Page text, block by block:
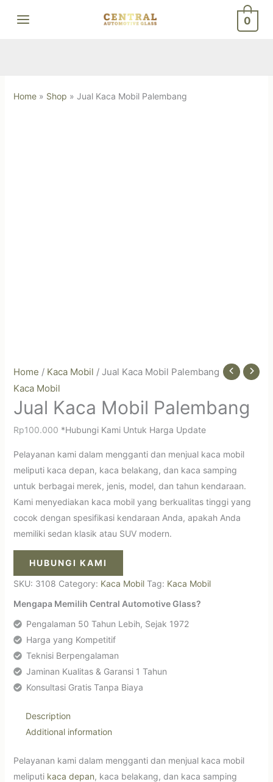
0
Home» Shop » Jual Kaca Mobil Palembang
Home / Kaca Mobil / Jual Kaca Mobil Palembang
Kaca Mobil
Jual Kaca Mobil Palembang
Rp100.000 *Hubungi Kami Untuk Harga Update
Pelayanan kami dalam mengganti dan menjual kaca mobil
meliputi kaca depan, kaca belakang, dan kaca samping
untuk berbagai merek, jenis, model, dan tahun kendaraan.
Kami menyediakan kaca mobil yang berkualitas tinggi yang
cocok dengan spesifikasi kendaraan Anda, apakah Anda
memiliki sedan klasik atau SUV modern.
HUBUNGI KAMI
SKU: 3108 Category: Kaca Mobil Tag: Kaca Mobil
Mengapa Memilih Central Automotive Glass?
Pengalaman 50 Tahun Lebih, Sejak 1972
Harga yang Kompetitif
Teknisi Berpengalaman
Jaminan Kualitas & Garansi 1 Tahun
Konsultasi Gratis Tanpa Biaya
Description
Additional information
Pelayanan kami dalam mengganti dan menjual kaca mobil
meliputi kaca depan, kaca belakang, dan kaca samping